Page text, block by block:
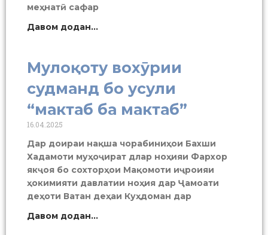
меҳнатӣ сафар
Давом додан...
Мулоқоту вохӯрии
судманд бо усули
“мактаб ба мактаб”
16.04.2025
Дар доираи нақша чорабиниҳои Бахши
Хадамоти муҳоҷират длар ноҳияи Фархор
якҷоя бо сохторҳои Мақомоти иҷроияи
ҳокимияти давлатии ноҳия дар Ҷамоати
деҳоти Ватан деҳаи Куҳдоман дар
Давом додан...